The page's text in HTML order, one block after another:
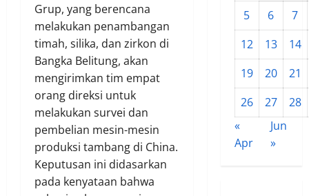
Grup, yang berencana
melakukan penambangan
timah, silika, dan zirkon di
Bangka Belitung, akan
mengirimkan tim empat
orang direksi untuk
melakukan survei dan
pembelian mesin-mesin
produksi tambang di China.
Keputusan ini didasarkan
pada kenyataan bahwa
5 6
7
12
13
14
19
20
21
26
27
28
«
Apr
Jun
»